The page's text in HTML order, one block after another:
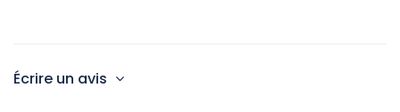
Écrire un avis